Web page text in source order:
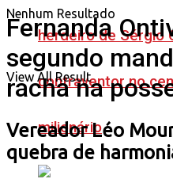
herdeiro de Sérgio
contraventor no
milionário
Nenhum Resultado
View All Result
Fernanda
segundo
racha na
Vereador Léo
quebra de